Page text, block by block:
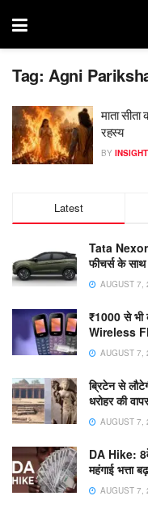
Tag: Agni
माता
रहस्य
BY
Latest
Tata
फीचर्स के
AUGUST 7,
₹1000 से भी
Wireless
AUGUST 7,
ब्रिटेन से
धरोहर की
AUGUST 7,
DA Hike: 8वें
महंगाई भत्ता
AUGUST 7,